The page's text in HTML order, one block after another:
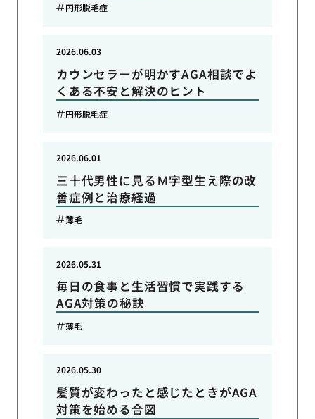
円形脱毛症
カウンセラーが明かすAGA相談でよ
くある不安と解決のヒント
2026.06.03
円形脱毛症
三十代男性に見るＭ字型生え際の改
善症例と治療経過
2026.06.01
薄毛
毎日の食事と生活習慣で実践する
AGA対策の秘訣
2026.05.31
薄毛
髪質が変わったと感じたときがAGA
対策を始める合図
2026.05.30